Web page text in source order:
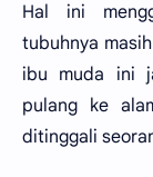
Hal ini
tubuhnya
ibu muda ini
pulang ke
ditinggali